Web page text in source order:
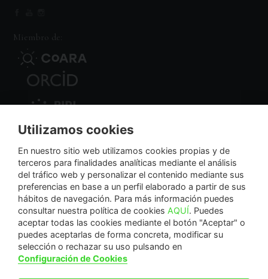
Miembro de:
Nodo Regional
NextGenerationEU
La Fundación Séneca-Agencia de Ciencia y Tecnología de la Región de Murcia es una
entidad sin ánimo de lucro, bajo forma de fundación del sector público autonómico, inscrita
con el número 1-15 en el Registro de Fundaciones de la Región de Murcia.
Utilizamos cookies
En nuestro sitio web utilizamos cookies propias y de
terceros para finalidades analíticas mediante el análisis
del tráfico web y personalizar el contenido mediante sus
preferencias en base a un perfil elaborado a partir de sus
hábitos de navegación. Para más información puedes
consultar nuestra política de cookies AQUÍ. Puedes
aceptar todas las cookies mediante el botón "Aceptar" o
puedes aceptarlas de forma concreta, modificar su
selección o rechazar su uso pulsando en
Configuración de Cookies